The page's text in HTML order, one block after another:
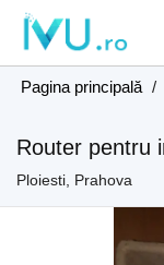
Pagina principală /
Router pentru
Ploiesti, Prahova